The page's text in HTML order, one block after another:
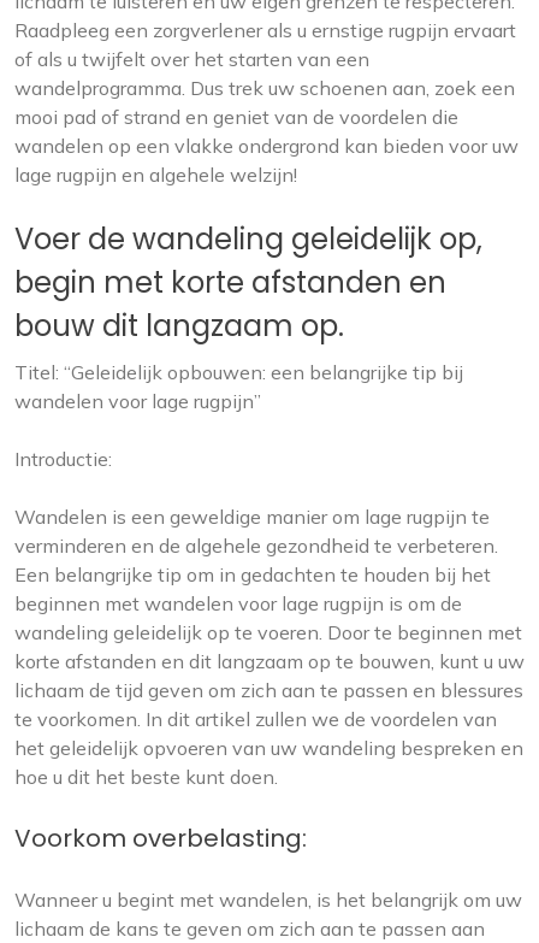
Raadpleeg een zorgverlener als u ernstige rugpijn ervaart
of als u twijfelt over het starten van een
wandelprogramma. Dus trek uw schoenen aan, zoek een
mooi pad of strand en geniet van de voordelen die
wandelen op een vlakke ondergrond kan bieden voor uw
lage rugpijn en algehele welzijn!
Voer de wandeling geleidelijk op,
begin met korte afstanden en
bouw dit langzaam op.
Titel: “Geleidelijk opbouwen: een belangrijke tip bij
wandelen voor lage rugpijn”
Introductie:
Wandelen is een geweldige manier om lage rugpijn te
verminderen en de algehele gezondheid te verbeteren.
Een belangrijke tip om in gedachten te houden bij het
beginnen met wandelen voor lage rugpijn is om de
wandeling geleidelijk op te voeren. Door te beginnen met
korte afstanden en dit langzaam op te bouwen, kunt u uw
lichaam de tijd geven om zich aan te passen en blessures
te voorkomen. In dit artikel zullen we de voordelen van
het geleidelijk opvoeren van uw wandeling bespreken en
hoe u dit het beste kunt doen.
Voorkom overbelasting:
Wanneer u begint met wandelen, is het belangrijk om uw
lichaam de kans te geven om zich aan te passen aan